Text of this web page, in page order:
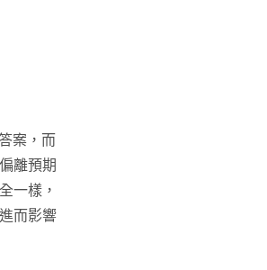
案，而
離預期
一樣，
而影響